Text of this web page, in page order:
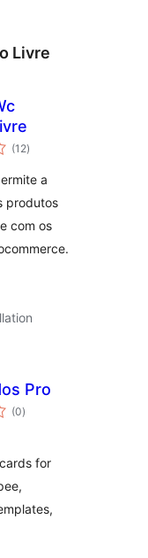
Livre
(12kabuuang
ratings
)
a
produtos
com os
Pro
(0kabuuang
ratings
)
for